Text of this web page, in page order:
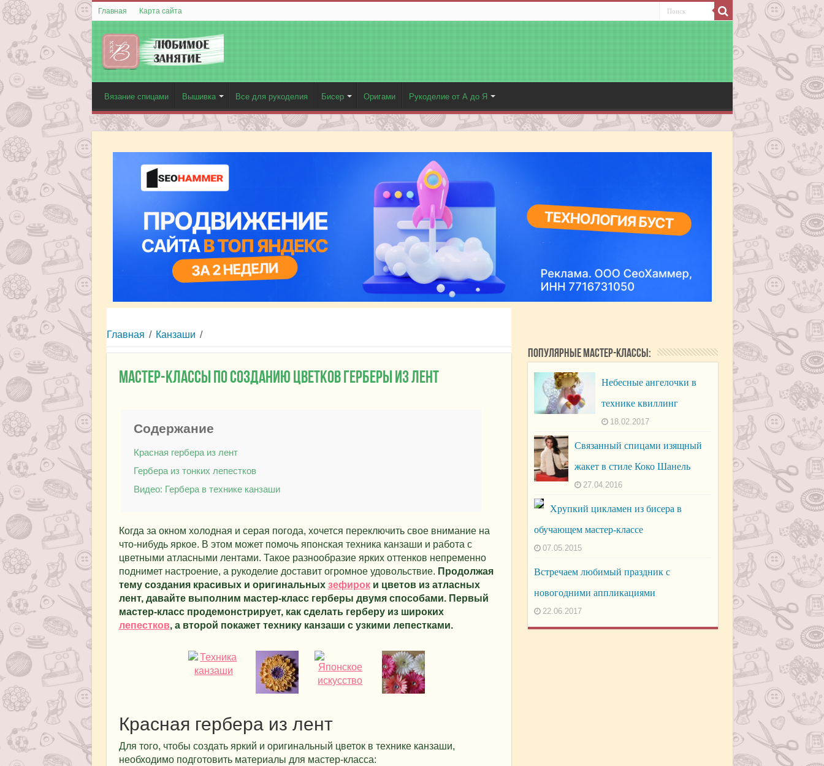
Главная Карта сайта
Вязание спицами Вышивка Все для рукоделия Бисер Оригами Рукоделие от А до Я
Главная / Канзаши /
Мастер-классы по созданию цветков герберы из лент
Содержание
Красная гербера из лент
Гербера из тонких лепестков
Видео: Гербера в технике канзаши
Когда за окном холодная и серая погода, хочется переключить свое внимание на
что-нибудь яркое. В этом может помочь японская техника канзаши и работа с
цветными атласными лентами. Такое разнообразие ярких оттенков непременно
поднимет настроение, а рукоделие доставит огромное удовольствие. Продолжая
тему создания красивых и оригинальных зефироки цветов из атласных
лент, давайте выполним мастер-класс герберы двумя способами. Первый
мастер-класс продемонстрирует, как сделать герберу из широких
лепестков, а второй покажет технику канзаши с узкими лепестками.
Красная гербера из лент
Для того, чтобы создать яркий и оригинальный цветок в технике канзаши,
необходимо подготовить материалы для мастер-класса:
Популярные мастер-классы:
Небесные ангелочки в
технике квиллинг
18.02.2017
Связанный спицами изящный
жакет в стиле Коко Шанель
27.04.2016
Хрупкий цикламен из бисера в
обучающем мастер-классе
07.05.2015
Встречаем любимый праздник с
новогодними аппликациями
22.06.2017